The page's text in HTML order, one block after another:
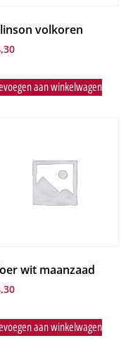
volkoren
aan winkelwagen
wit maanzaad
aan winkelwagen